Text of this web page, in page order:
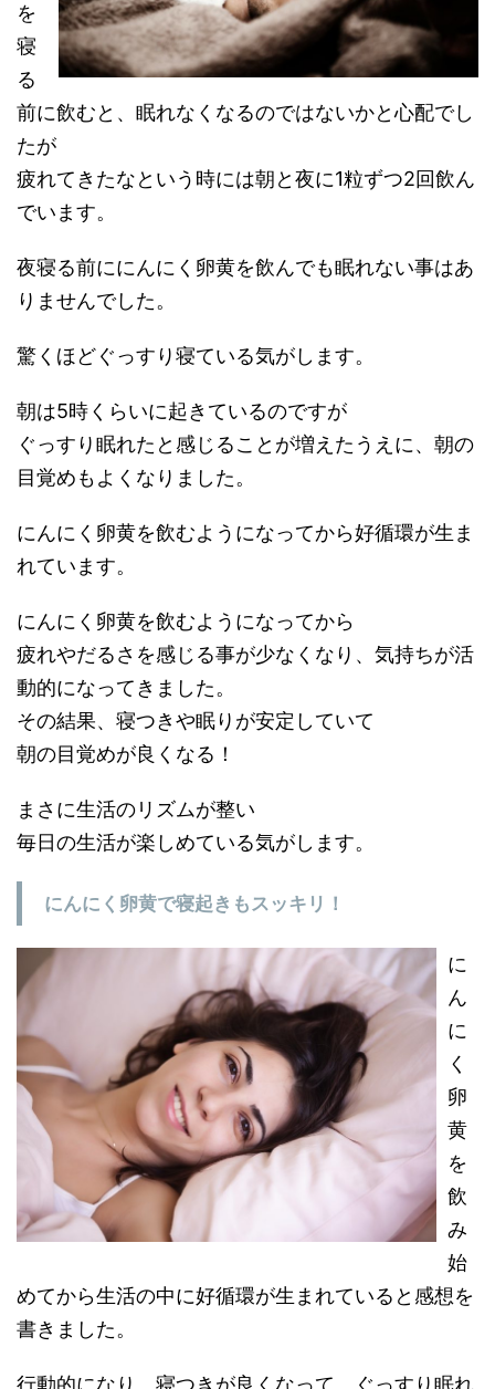
を
寝
る
前に飲むと、眠れなくなるのではないかと心配でし
たが
疲れてきたなという時には朝と夜に1粒ずつ2回飲ん
でいます。
夜寝る前ににんにく卵黄を飲んでも眠れない事はあ
りませんでした。
驚くほどぐっすり寝ている気がします。
朝は5時くらいに起きているのですが
ぐっすり眠れたと感じることが増えたうえに、朝の
目覚めもよくなりました。
にんにく卵黄を飲むようになってから好循環が生ま
れています。
にんにく卵黄を飲むようになってから
疲れやだるさを感じる事が少なくなり、気持ちが活
動的になってきました。
その結果、寝つきや眠りが安定していて
朝の目覚めが良くなる！
まさに生活のリズムが整い
毎日の生活が楽しめている気がします。
にんにく卵黄で寝起きもスッキリ！
に
ん
に
く
卵
黄
を
飲
み
始
めてから生活の中に好循環が生まれていると感想を
書きました。
行動的になり、寝つきが良くなって、ぐっすり眠れ